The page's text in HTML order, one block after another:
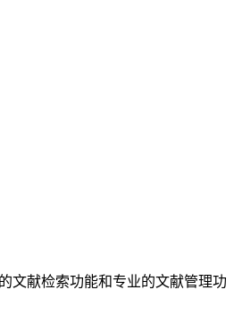
文献检索功能和专业的文献管理功